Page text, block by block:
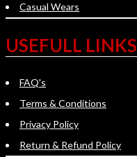
Casual Wears
USEFULL LINKS
FAQ's
Terms & Conditions
Privacy Policy
Return & Refund Policy